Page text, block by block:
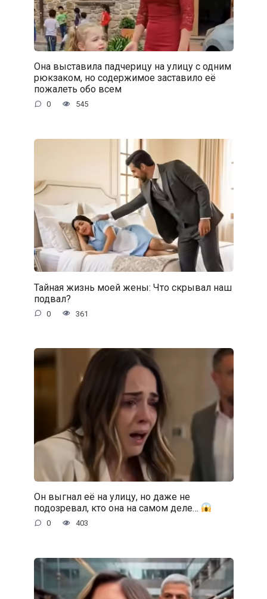
Она выставила падчерицу на улицу с одним
рюкзаком, но содержимое заставило её
пожалеть обо всем
0 545
Тайная жизнь моей жены: Что скрывал наш
подвал?
0 361
Он выгнал её на улицу, но даже не
подозревал, кто она на самом деле…
0 403